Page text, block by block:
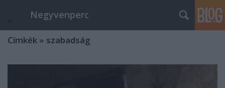
Negyvenperc
Címkék » szabadság